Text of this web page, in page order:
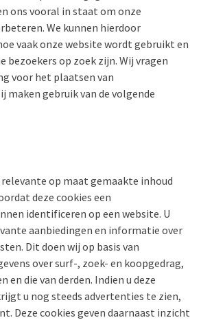
ons vooral in staat om onze
We kunnen hierdoor
vaak onze website wordt gebruikt en
bezoekers op zoek zijn. Wij vragen
voor het plaatsen van
maken gebruik van de volgende
op maat gemaakte inhoud
deze cookies een
identificeren op een website. U
aanbiedingen en informatie over
Dit doen wij op basis van
over surf-, zoek- en koopgedrag,
en die van derden. Indien u deze
u nog steeds advertenties te zien,
Deze cookies geven daarnaast inzicht